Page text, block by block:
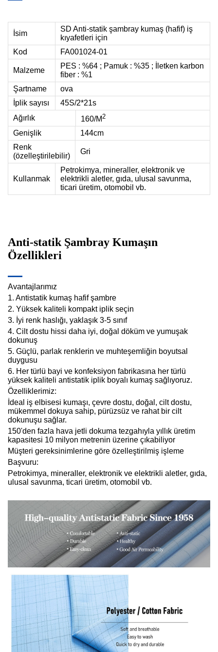
İsim
SD Anti-statik şambray kumaş (hafif) iş
kıyafetleri için
Kod
FA001024-01
Malzeme
PES : %64 ; Pamuk : %35 ; İletken karbon
fiber : %1
Şartname
ova
İplik sayısı
45S/2*21s
Ağırlık
160/M2
Genişlik
144cm
Renk
(özelleştirilebilir)
Gri
Kullanmak
Petrokimya, mineraller, elektronik ve
elektrikli aletler, gıda, ulusal savunma,
ticari üretim, otomobil vb.
Anti-statik Şambray Kumaşın
Özellikleri
Avantajlarımız
1. Antistatik kumaş hafif şambre
2. Yüksek kaliteli kompakt iplik seçin
3. İyi renk haslığı, yaklaşık 3-5 sınıf
4. Cilt dostu hissi daha iyi, doğal döküm ve yumuşak
dokunuş
5. Güçlü, parlak renklerin ve muhteşemliğin boyutsal
duygusu
6. Her türlü bayi ve konfeksiyon fabrikasına her türlü
yüksek kaliteli antistatik iplik boyalı kumaş sağlıyoruz.
Özelliklerimiz:
İdeal iş elbisesi kumaşı, çevre dostu, doğal, cilt dostu,
mükemmel dokuya sahip, pürüzsüz ve rahat bir cilt
dokunuşu sağlar.
150'den fazla hava jetli dokuma tezgahıyla yıllık üretim
kapasitesi 10 milyon metrenin üzerine çıkabiliyor
Müşteri gereksinimlerine göre özelleştirilmiş işleme
Başvuru:
Petrokimya, mineraller, elektronik ve elektrikli aletler, gıda,
ulusal savunma, ticari üretim, otomobil vb.